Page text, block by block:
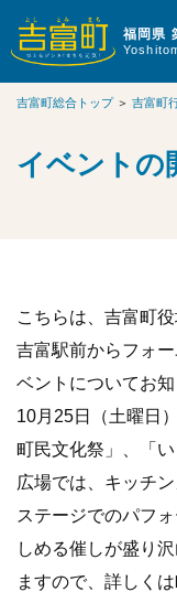
福岡県
吉富町総合トップ＞ 吉富町
イベントの
こちらは、吉富町
吉富駅前からフォ
ベントについてお知
10月25日（土曜日
町民文化祭」、「
広場では、キッチ
ステージでのパフ
しめる催しが盛り
ますので、詳しく